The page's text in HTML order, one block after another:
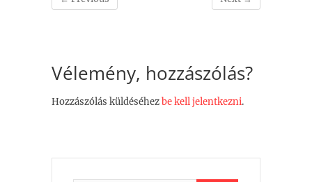
Vélemény, hozzászólás?
Hozzászólás küldéséhezbe kell jelentkezni.